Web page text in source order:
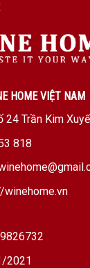
HOME VIỆT NAM
24 Trần Kim
818
winehome.vn
2021